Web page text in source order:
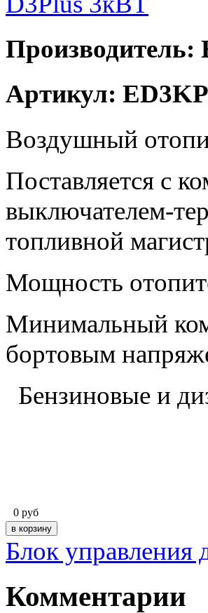
Производитель:
Артикул:
Воздушный
Поставляется с
выключателем-тер
топливной
Мощность
Минимальный
бортовым
Бензиновые и
0 руб
Блок управления
Комментарии